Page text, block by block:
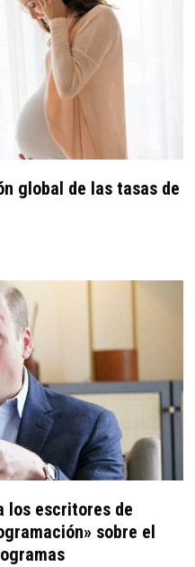
global de las tasas de
los escritores de
sobre el